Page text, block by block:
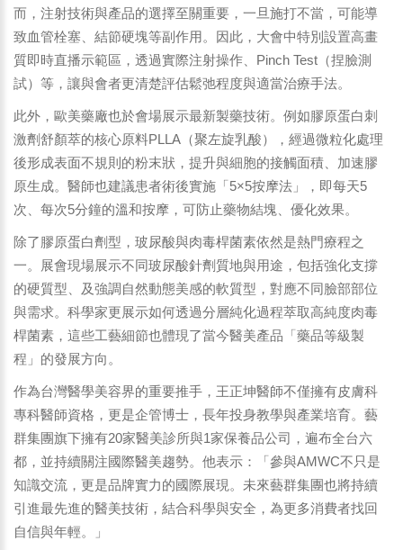
而，注射技術與產品的選擇至關重要，一旦施打不當，可能導
致血管栓塞、結節硬塊等副作用。因此，大會中特別設置高畫
質即時直播示範區，透過實際注射操作、Pinch Test（捏臉測
試）等，讓與會者更清楚評估鬆弛程度與適當治療手法。
此外，歐美藥廠也於會場展示最新製藥技術。例如膠原蛋白刺
激劑舒顏萃的核心原料PLLA（聚左旋乳酸），經過微粒化處理
後形成表面不規則的粉末狀，提升與細胞的接觸面積、加速膠
原生成。醫師也建議患者術後實施「5×5按摩法」，即每天5
次、每次5分鐘的溫和按摩，可防止藥物結塊、優化效果。
除了膠原蛋白劑型，玻尿酸與肉毒桿菌素依然是熱門療程之
一。展會現場展示不同玻尿酸針劑質地與用途，包括強化支撐
的硬質型、及強調自然動態美感的軟質型，對應不同臉部部位
與需求。科學家更展示如何透過分層純化過程萃取高純度肉毒
桿菌素，這些工藝細節也體現了當今醫美產品「藥品等級製
程」的發展方向。
作為台灣醫學美容界的重要推手，王正坤醫師不僅擁有皮膚科
專科醫師資格，更是企管博士，長年投身教學與產業培育。藝
群集團旗下擁有20家醫美診所與1家保養品公司，遍布全台六
都，並持續關注國際醫美趨勢。他表示：「參與AMWC不只是
知識交流，更是品牌實力的國際展現。未來藝群集團也將持續
引進最先進的醫美技術，結合科學與安全，為更多消費者找回
自信與年輕。」